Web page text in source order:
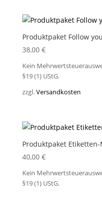
Produktpaket Follow
38,00 €
Kein
§19 (1) UStG.
zzgl.Versandkosten
Produktpaket Etiketten-
40,00 €
Kein
§19 (1) UStG.